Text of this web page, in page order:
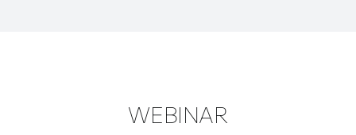
WEBINAR